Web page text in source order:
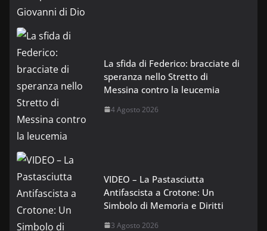
La sfida di Federico: bracciate di
speranza nello Stretto di
Messina contro la leucemia
4 Agosto 2026
VIDEO – La Pastasciutta
Antifascista a Crotone: Un
Simbolo di Memoria e Diritti
3 Agosto 2026